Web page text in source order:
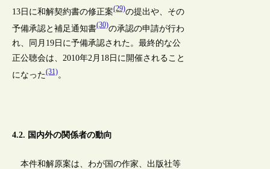
13日に和解契約書の修正案(29)の提出や、その
予備承認と補足通知書(30)の承認の申請が行わ
れ、同月19日に予備承認された。最終的な公
正公聴会は、2010年2月18日に開催されること
になった(31)。
4.2. 国内外の関係者の動向
本件和解原案は、わが国の作家、出版社等